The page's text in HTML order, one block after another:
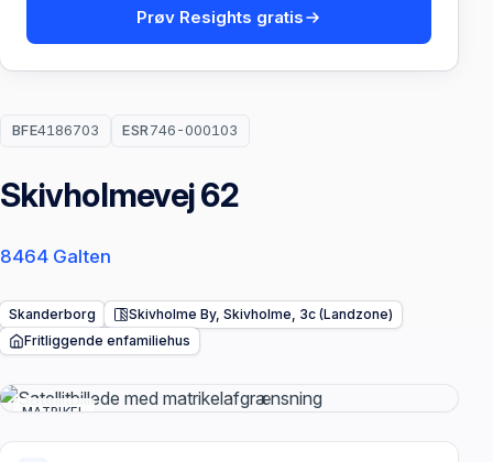
BFE4186703 ESR746-000103
Skivholmevej 62
8464 Galten
Skanderborg
Skivholme By, Skivholme, 3c (Landzone)
Fritliggende enfamiliehus
MATRIKEL
Prøv Resights gratis